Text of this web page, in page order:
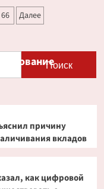
66 Далее
причину
вкладов
как цифровой